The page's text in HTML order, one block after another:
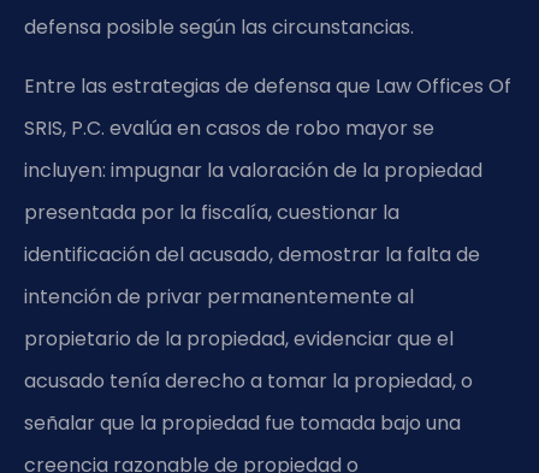
defensa posible según las circunstancias.
Entre las estrategias de defensa que Law Offices Of
SRIS, P.C. evalúa en casos de robo mayor se
incluyen: impugnar la valoración de la propiedad
presentada por la fiscalía, cuestionar la
identificación del acusado, demostrar la falta de
intención de privar permanentemente al
propietario de la propiedad, evidenciar que el
acusado tenía derecho a tomar la propiedad, o
señalar que la propiedad fue tomada bajo una
creencia razonable de propiedad o